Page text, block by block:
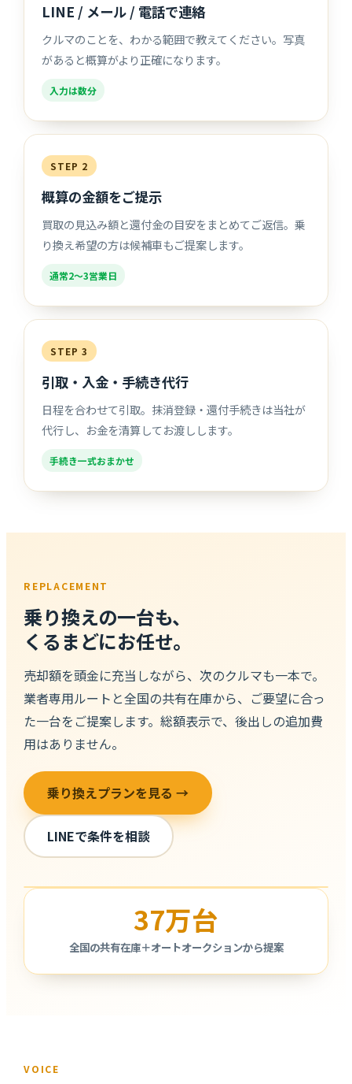
LINE / メール / 電話で連絡
クルマのことを、わかる範囲で教えてください。写真
があると概算がより正確になります。
入力は数分
STEP 2
概算の金額をご提示
買取の見込み額と還付金の目安をまとめてご返信。乗
り換え希望の方は候補車もご提案します。
通常2〜3営業日
STEP 3
引取・入金・手続き代行
日程を合わせて引取。抹消登録・還付手続きは当社が
代行し、お金を清算してお渡しします。
手続き一式おまかせ
REPLACEMENT
乗り換えの一台も、
くるまどにお任せ。
売却額を頭金に充当しながら、次のクルマも一本で。
業者専用ルートと全国の共有在庫から、ご要望に合っ
た一台をご提案します。総額表示で、後出しの追加費
用はありません。
乗り換えプランを見る →
LINEで条件を相談
37万台
全国の共有在庫＋オートオークションから提案
VOICE